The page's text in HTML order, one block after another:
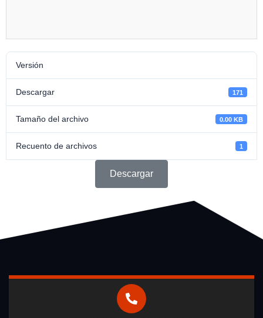
Versión
Descargar 171
Tamaño del archivo 0.00 KB
Recuento de archivos 1
Descargar